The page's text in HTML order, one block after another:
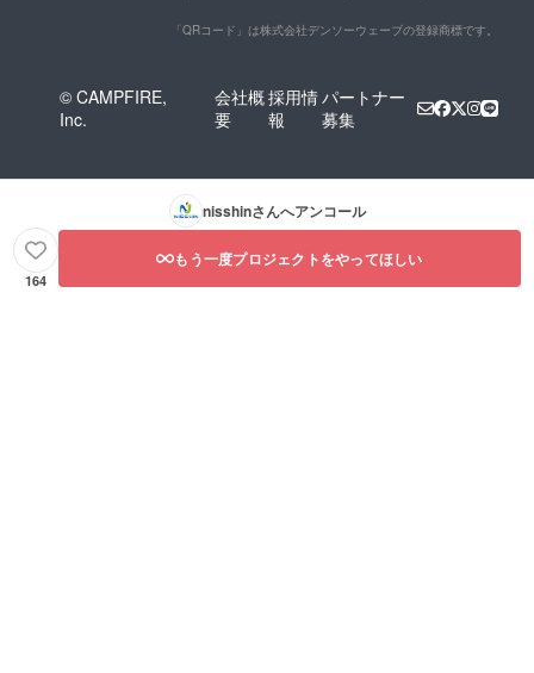
「QRコード」は株式会社デンソーウェーブの登録商標です。
© CAMPFIRE,
Inc.
会社概
要
採用情
報
パートナー
募集
nisshinさんへアンコール
164
もう一度プロジェクトをやってほしい